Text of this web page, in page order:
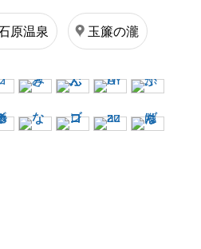
原温泉 玉簾の瀧